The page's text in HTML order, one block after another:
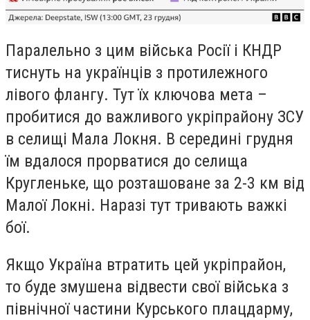
Паралельно з цим війська Росії і КНДР
тиснуть на українців з протилежного
лівого флангу. Тут їх ключова мета –
пробитися до важливого укріпрайону ЗСУ
в селищі Мала Локня. В середині грудня
їм вдалося прорватися до селища
Кругленьке, що розташоване за 2-3 км від
Малої Локні. Наразі тут тривають важкі
бої.
Якщо Україна втратить цей укріпрайон,
то буде змушена відвести свої війська з
північної частини Курського плацдарму,